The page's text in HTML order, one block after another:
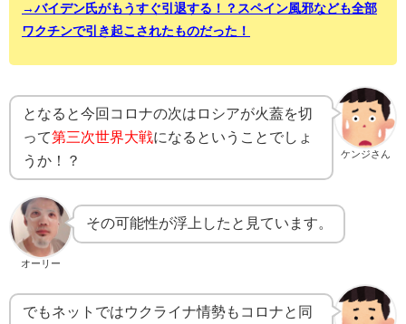
→バイデン氏がもうすぐ引退する！？スペイン風邪なども全部
ワクチンで引き起こされたものだった！
ケンジさん
となると今回コロナの次はロシアが火蓋を切
って第三次世界大戦になるということでしょ
うか！？
オーリー
その可能性が浮上したと見ています。
でもネットではウクライナ情勢もコロナと同